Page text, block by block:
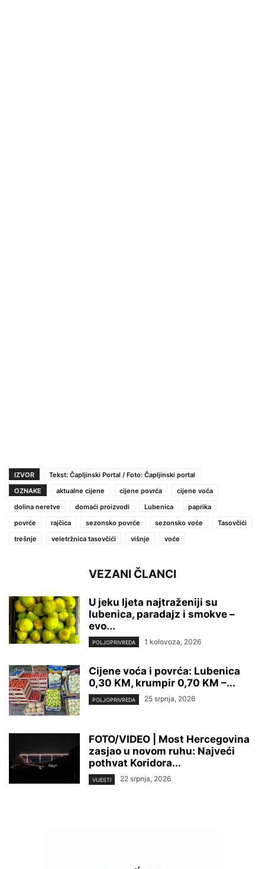
IZVOR
Tekst: Čapljinski Portal / Foto: Čapljinski portal
OZNAKE
aktualne cijene cijene povrća
cijene voća
dolina neretve
domaći proizvodi Lubenica
paprika
povrće
rajčica sezonsko povrće sezonsko voće
Tasovčići
trešnje
veletržnica tasovčići višnje voće
VEZANI ČLANCI
U jeku ljeta najtraženiji su
lubenica, paradajz i smokve –
evo...
POLJOPRIVREDA 1 kolovoza, 2026
Cijene voća i povrća: Lubenica
0,30 KM, krumpir 0,70 KM –...
POLJOPRIVREDA 25 srpnja, 2026
FOTO/VIDEO | Most Hercegovina
zasjao u novom ruhu: Najveći
pothvat Koridora...
VIJESTI 22 srpnja, 2026